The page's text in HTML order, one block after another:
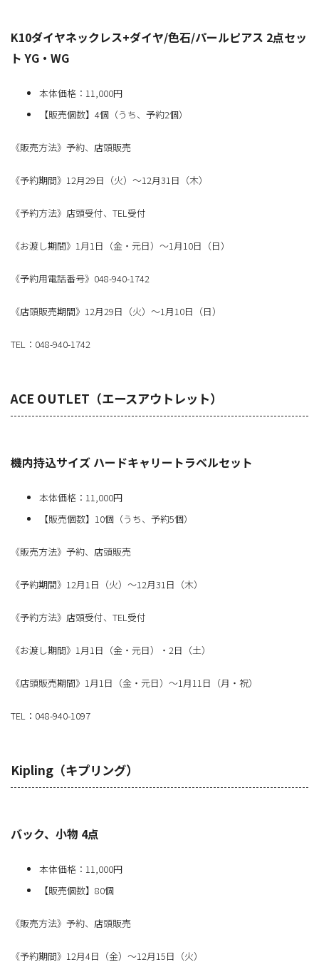
K10ダイヤネックレス+ダイヤ/色石/パールピアス 2点セッ
ト YG・WG
本体価格：11,000円
【販売個数】4個（うち、予約2個）
《販売方法》予約、店頭販売
《予約期間》12月29日（火）～12月31日（木）
《予約方法》店頭受付、TEL受付
《お渡し期間》1月1日（金・元日）～1月10日（日）
《予約用電話番号》048-940-1742
《店頭販売期間》12月29日（火）～1月10日（日）
TEL：048-940-1742
ACE OUTLET（エースアウトレット）
機内持込サイズ ハードキャリートラベルセット
本体価格：11,000円
【販売個数】10個（うち、予約5個）
《販売方法》予約、店頭販売
《予約期間》12月1日（火）～12月31日（木）
《予約方法》店頭受付、TEL受付
《お渡し期間》1月1日（金・元日）・2日（土）
《店頭販売期間》1月1日（金・元日）～1月11日（月・祝）
TEL：048-940-1097
Kipling（キプリング）
バック、小物 4点
本体価格：11,000円
【販売個数】80個
《販売方法》予約、店頭販売
《予約期間》12月4日（金）～12月15日（火）